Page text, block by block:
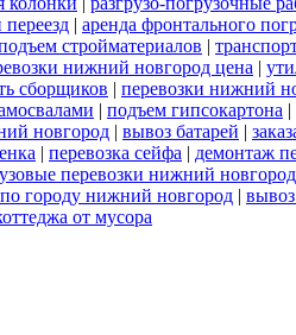
| аренда фронтального
стройматериалов |
нижний новгород цена |
сборщиков | перевозки нижний
| подъем гипсокартона |
новгород | вывоз батарей |
| перевозка сейфа | демонтаж
перевозки нижний
городу нижний новгород |
от мусора